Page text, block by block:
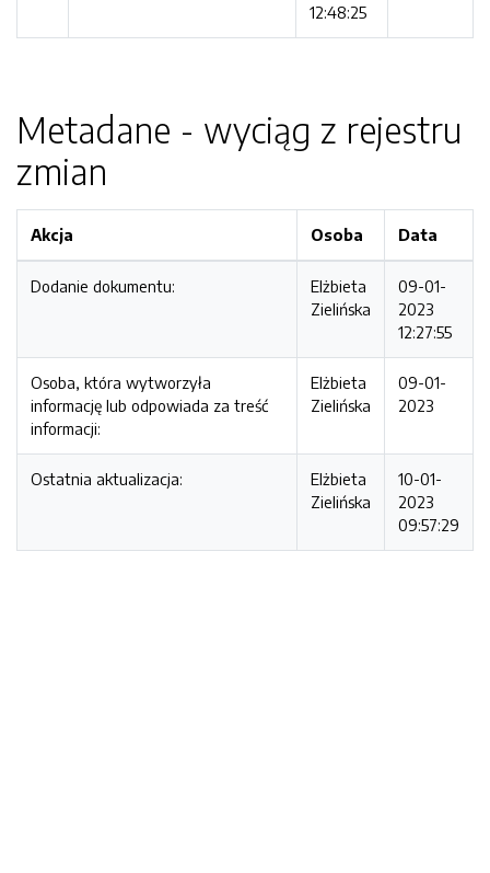
12:48:25
Metadane - wyciąg z rejestru
zmian
Akcja Osoba Data
Dodanie dokumentu:
Elżbieta
Zielińska
09-01-
2023
12:27:55
Osoba, która wytworzyła
informację lub odpowiada za treść
informacji:
Elżbieta
Zielińska
09-01-
2023
Ostatnia aktualizacja:
Elżbieta
Zielińska
10-01-
2023
09:57:29